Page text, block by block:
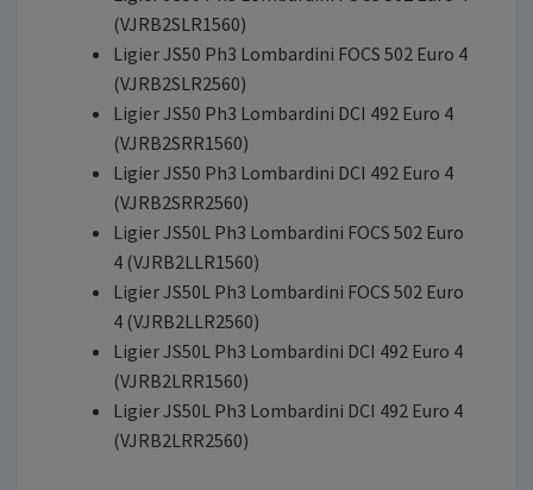
(VJRB2SLR1560)
Ligier JS50 Ph3 Lombardini FOCS 502 Euro 4
(VJRB2SLR2560)
Ligier JS50 Ph3 Lombardini DCI 492 Euro 4
(VJRB2SRR1560)
Ligier JS50 Ph3 Lombardini DCI 492 Euro 4
(VJRB2SRR2560)
Ligier JS50L Ph3 Lombardini FOCS 502 Euro
4 (VJRB2LLR1560)
Ligier JS50L Ph3 Lombardini FOCS 502 Euro
4 (VJRB2LLR2560)
Ligier JS50L Ph3 Lombardini DCI 492 Euro 4
(VJRB2LRR1560)
Ligier JS50L Ph3 Lombardini DCI 492 Euro 4
(VJRB2LRR2560)